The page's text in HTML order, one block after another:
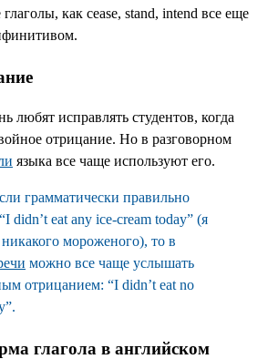
как cease, stand, intend все еще
любят исправлять студентов, когда
отрицание. Но в разговорном
языка все чаще используют его.
грамматически правильно
didn’t eat any ice-cream today” (я
никакого мороженого), то в
можно все чаще услышать
отрицанием: “I didn’t eat no
глагола в английском